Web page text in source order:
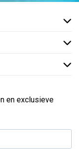
en exclusieve